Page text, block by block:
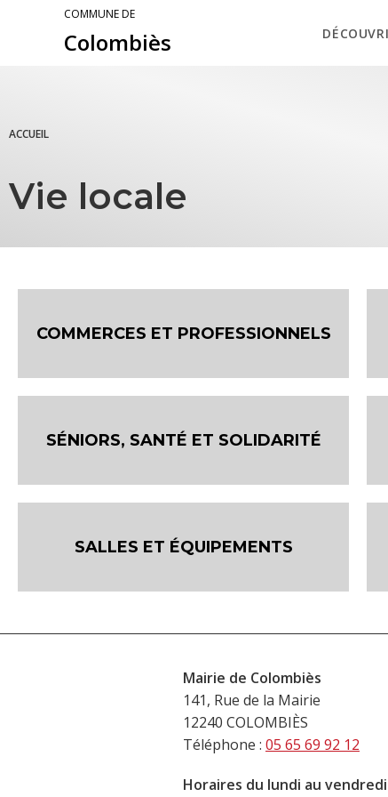
COMMUNE DE
Colombiès
ACCUEIL
Vie locale
COMMERCES ET PROFESSIONNELS
SÉNIORS, SANTÉ ET SOLIDARITÉ
SALLES ET ÉQUIPEMENTS
Mairie de Colombiès
141, Rue de la Mairie
12240 COLOMBIÈS
Téléphone : 05 65 69 92 12
Horaires du lundi au vendredi